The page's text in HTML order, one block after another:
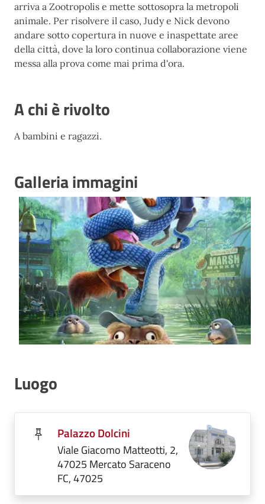
arriva a Zootropolis e mette sottosopra la metropoli
animale. Per risolvere il caso, Judy e Nick devono
andare sotto copertura in nuove e inaspettate aree
della città, dove la loro continua collaborazione viene
messa alla prova come mai prima d'ora.
A chi è rivolto
A bambini e ragazzi.
Galleria immagini
Luogo
Palazzo Dolcini
Viale Giacomo Matteotti, 2,
47025 Mercato Saraceno
FC, 47025